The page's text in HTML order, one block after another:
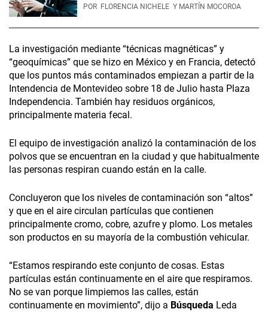
POR FLORENCIA NICHELE Y MARTÍN MOCOROA
La investigación mediante “técnicas magnéticas” y
“geoquímicas” que se hizo en México y en Francia, detectó
que los puntos más contaminados empiezan a partir de la
Intendencia de Montevideo sobre 18 de Julio hasta Plaza
Independencia. También hay residuos orgánicos,
principalmente materia fecal.
El equipo de investigación analizó la contaminación de los
polvos que se encuentran en la ciudad y que habitualmente
las personas respiran cuando están en la calle.
Concluyeron que los niveles de contaminación son “altos”
y que en el aire circulan partículas que contienen
principalmente cromo, cobre, azufre y plomo. Los metales
son productos en su mayoría de la combustión vehicular.
“Estamos respirando este conjunto de cosas. Estas
partículas están continuamente en el aire que respiramos.
No se van porque limpiemos las calles, están
continuamente en movimiento”, dijo a Búsqueda Leda